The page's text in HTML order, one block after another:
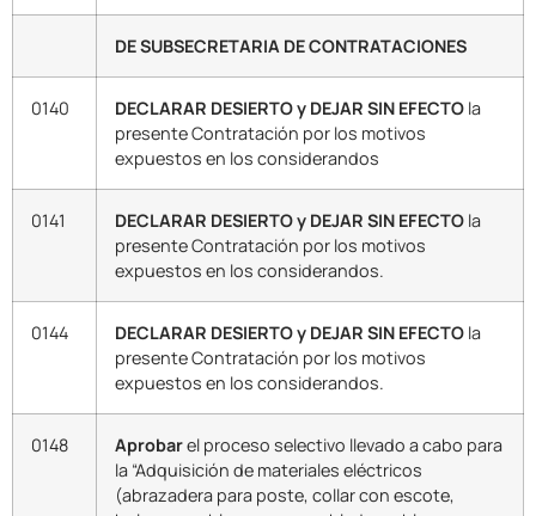
DE SUBSECRETARIA DE CONTRATACIONES
0140 DECLARAR DESIERTO y DEJAR SIN EFECTO la
presente Contratación por los motivos
expuestos en los considerandos
0141 DECLARAR DESIERTO y DEJAR SIN EFECTO la
presente Contratación por los motivos
expuestos en los considerandos.
0144 DECLARAR DESIERTO y DEJAR SIN EFECTO la
presente Contratación por los motivos
expuestos en los considerandos.
0148 Aprobarel proceso selectivo llevado a cabo para
la “Adquisición de materiales eléctricos
(abrazadera para poste, collar con escote,